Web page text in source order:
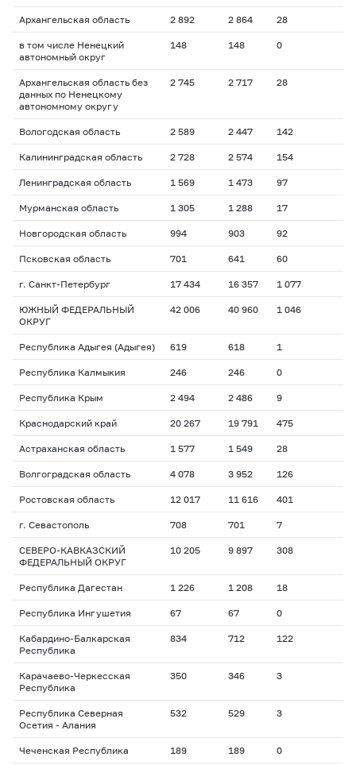
Архангельская область 2 892 2 864 28
в том числе Ненецкий
автономный округ
148 148 0
Архангельская область без
данных по Ненецкому
автономному округу
2 745 2 717 28
Вологодская область 2 589 2 447 142
Калининградская область 2 728 2 574 154
Ленинградская область 1 569 1 473 97
Мурманская область 1 305 1 288 17
Новгородская область 994 903 92
Псковская область 701 641 60
г. Санкт-Петербург 17 434 16 357 1 077
ЮЖНЫЙ ФЕДЕРАЛЬНЫЙ
ОКРУГ
42 006 40 960 1 046
Республика Адыгея (Адыгея) 619 618 1
Республика Калмыкия 246 246 0
Республика Крым 2 494 2 486 9
Краснодарский край 20 267 19 791 475
Астраханская область 1 577 1 549 28
Волгоградская область 4 078 3 952 126
Ростовская область 12 017 11 616 401
г. Севастополь 708 701 7
СЕВЕРО-КАВКАЗСКИЙ
ФЕДЕРАЛЬНЫЙ ОКРУГ
10 205 9 897 308
Республика Дагестан 1 226 1 208 18
Республика Ингушетия 67 67 0
Кабардино-Балкарская
Республика
834 712 122
Карачаево-Черкесская
Республика
350 346 3
Республика Северная
Осетия - Алания
532 529 3
Чеченская Республика 189 189 0